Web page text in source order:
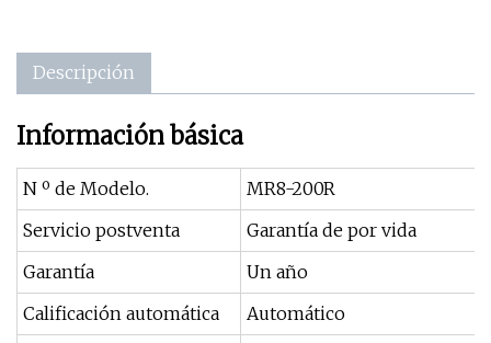
Descripción
Información básica
N º de Modelo.
MR8-200R
Servicio postventa
Garantía de por vida
Garantía
Un año
Calificación automática
Automático